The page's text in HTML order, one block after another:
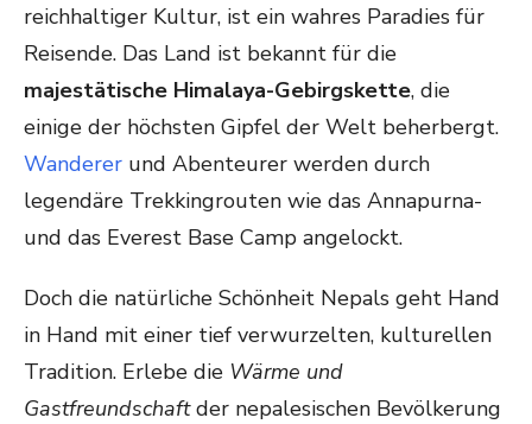
reichhaltiger Kultur, ist ein wahres Paradies für
Reisende. Das Land ist bekannt für die
majestätische Himalaya-Gebirgskette, die
einige der höchsten Gipfel der Welt beherbergt.
Wanderer und Abenteurer werden durch
legendäre Trekkingrouten wie das Annapurna-
und das Everest Base Camp angelockt.
Doch die natürliche Schönheit Nepals geht Hand
in Hand mit einer tief verwurzelten, kulturellen
Tradition. Erlebe die Wärme und
Gastfreundschaftder nepalesischen Bevölkerung